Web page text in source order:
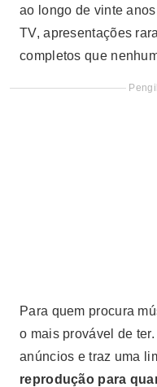
ao longo de vinte
TV, apresentações
completos que
Para quem procura
o mais provável de
anúncios e traz uma
reprodução para